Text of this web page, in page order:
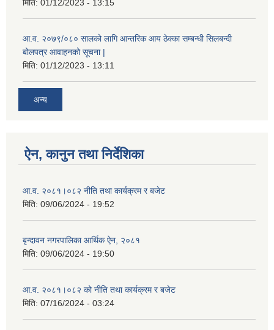
मिति: 01/12/2023 - 13:15
आ.व. २०७९/०८० सालको लागि आन्तरिक आय ठेक्का सम्बन्धी सिलबन्दी
बोलपत्र आवाहनको सूचना |
मिति: 01/12/2023 - 13:11
अन्य
ऐन, कानुन तथा निर्देशिका
आ.व. २०८१।०८२ नीति तथा कार्यक्रम र बजेट
मिति: 09/06/2024 - 19:52
बृन्दावन नगरपालिका आर्थिक ऐन, २०८१
मिति: 09/06/2024 - 19:50
आ.व. २०८१।०८२ को नीति तथा कार्यक्रम र बजेट
मिति: 07/16/2024 - 03:24